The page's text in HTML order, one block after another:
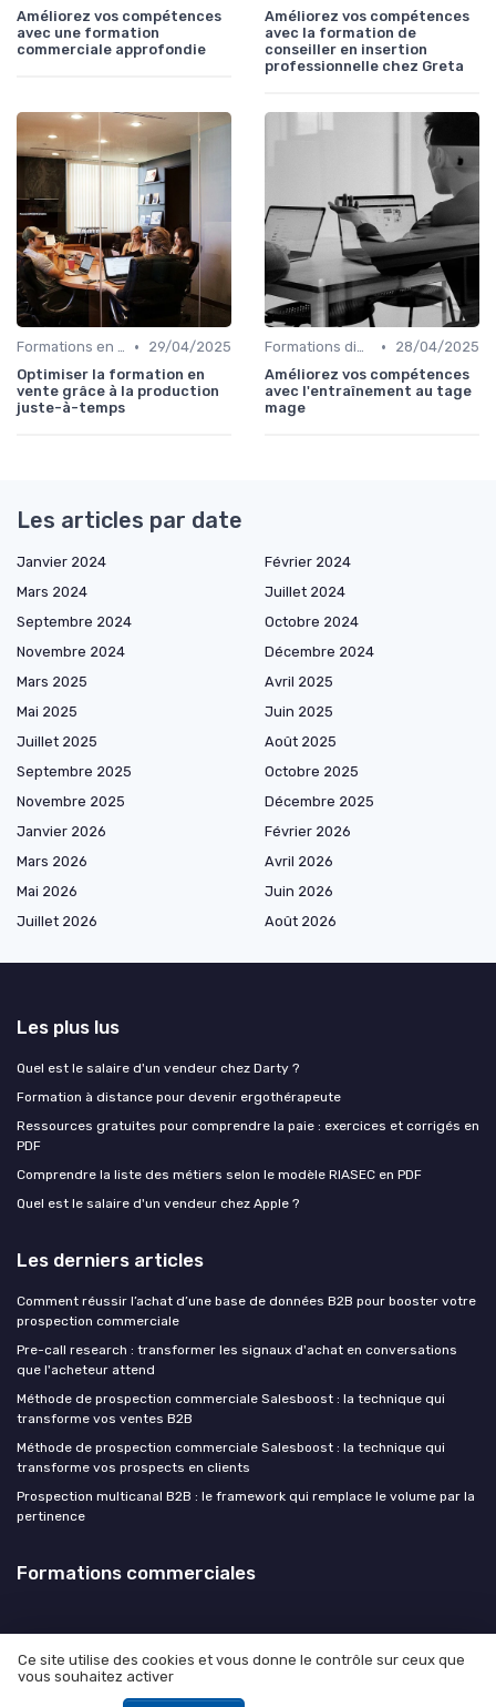
Améliorez vos compétences
avec une formation
commerciale approfondie
Améliorez vos compétences
avec la formation de
conseiller en insertion
professionnelle chez Greta
Formations en ligne •
29/04/2025
Optimiser la formation en
vente grâce à la production
juste-à-temps
Formations diplômantes •
28/04/2025
Améliorez vos compétences
avec l'entraînement au tage
mage
Les articles par date
Janvier 2024
Février 2024
Mars 2024
Juillet 2024
Septembre 2024
Octobre 2024
Novembre 2024
Décembre 2024
Mars 2025
Avril 2025
Mai 2025
Juin 2025
Juillet 2025
Août 2025
Septembre 2025
Octobre 2025
Novembre 2025
Décembre 2025
Janvier 2026
Février 2026
Mars 2026
Avril 2026
Mai 2026
Juin 2026
Juillet 2026
Août 2026
Les plus lus
Quel est le salaire d'un vendeur chez Darty ?
Formation à distance pour devenir ergothérapeute
Ressources gratuites pour comprendre la paie : exercices et corrigés en
PDF
Comprendre la liste des métiers selon le modèle RIASEC en PDF
Quel est le salaire d'un vendeur chez Apple ?
Les derniers articles
Comment réussir l’achat d’une base de données B2B pour booster votre
prospection commerciale
Pre-call research : transformer les signaux d'achat en conversations
que l'acheteur attend
Méthode de prospection commerciale Salesboost : la technique qui
transforme vos ventes B2B
Méthode de prospection commerciale Salesboost : la technique qui
transforme vos prospects en clients
Prospection multicanal B2B : le framework qui remplace le volume par la
pertinence
Formations commerciales
Mentions légales
Ce site utilise des cookies et vous donne le contrôle sur ceux que
vous souhaitez activer